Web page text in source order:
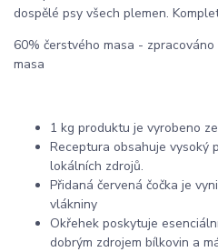
dospělé psy všech plemen.
60% čerstvého masa -
masa
1 kg produktu je vyrobeno
Receptura obsahuje vysoký
lokálních zdrojů.
Přidaná červená čočka je
vlákniny
Okřehek poskytuje
dobrým zdrojem bílkovin a